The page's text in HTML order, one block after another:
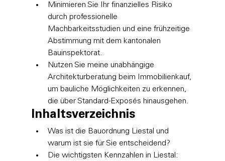
Minimieren Sie Ihr finanzielles Risiko
durch professionelle
Machbarkeitsstudien und eine frühzeitige
Abstimmung mit dem kantonalen
Bauinspektorat.
Nutzen Sie meine unabhängige
Architekturberatung beim Immobilienkauf,
um bauliche Möglichkeiten zu erkennen,
die über Standard-Exposés hinausgehen.
Inhaltsverzeichnis
Was ist die Bauordnung Liestal und
warum ist sie für Sie entscheidend?
Die wichtigsten Kennzahlen in Liestal: